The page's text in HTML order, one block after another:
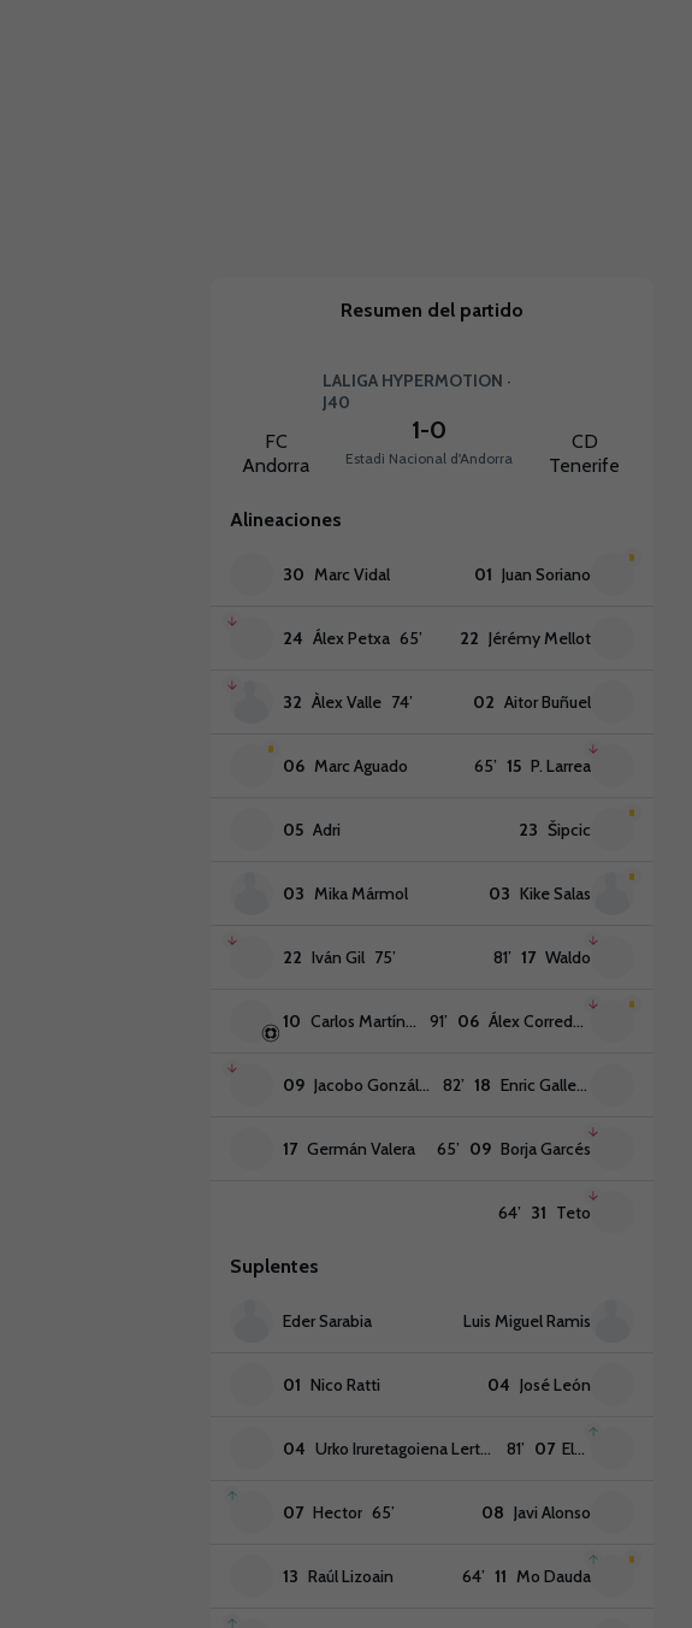
Resumen del partido
FC
Andorra
LALIGA HYPERMOTION ·
J40
1-0
Estadi Nacional d'Andorra
CD
Tenerife
Alineaciones
30 Marc Vidal 01 Juan Soriano
24 Álex Petxa 65’ 22 Jérémy Mellot
32 Àlex Valle 74’ 02 Aitor Buñuel
06 Marc Aguado 15 P. Larrea
65’
05 Adri 23 Šipcic
03 Mika Mármol 03 Kike Salas
22 Iván Gil 75’ 17 Waldo
81’
10 Carlos Martínez 06 Álex Corredera
91’
09 Jacobo González 82’ 18 Enric Gallego
17 Germán Valera 09 Borja Garcés
65’
31 Teto
64’
Suplentes
Eder Sarabia Luis Miguel Ramis
01 Nico Ratti 04 José León
04 Urko Iruretagoiena Lertxundi 07 Elady
81’
07 Hector 65’ 08 Javi Alonso
13 Raúl Lizoain 11 Mo Dauda
64’